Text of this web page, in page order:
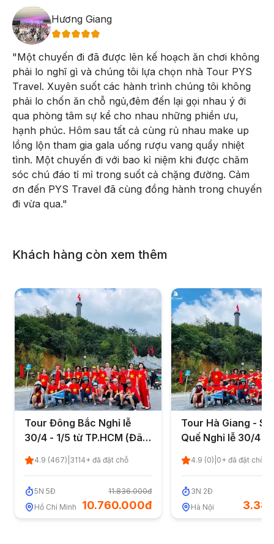
lại cảm giác không khác gì quý khách đang đi du lịch
tại những sa mạc ở Châu Phi…
Đoàn quay về khách sạn ở TP Phan Rang.
Hương Giang
"Một chuyến đi đã được lên kế hoạch ăn chơi không
phải lo nghĩ gì và chúng tôi lựa chọn nhà Tour PYS
Travel. Xuyên suốt các hành trình chúng tôi không
phải lo chốn ăn chỗ ngủ,đêm đến lại gọi nhau ý ới
qua phòng tâm sự kể cho nhau những phiền ưu,
hạnh phúc. Hôm sau tất cả cùng rủ nhau make up
lồng lộn tham gia gala uống rượu vang quẩy nhiệt
tình. Một chuyến đi với bao kỉ niệm khi được chăm
sóc chú đáo tỉ mỉ trong suốt cả chặng đường. Cảm
ơn đến PYS Travel đã cùng đồng hành trong chuyến
đi vừa qua."
Khách hàng còn xem thêm
Tour Đông Bắc Nghỉ lễ
30/4 - 1/5 từ TP.HCM (Đã
4.9 (467) 3114+ đã đặt chỗ
5N 5Đ
Hồ Chí Minh
11.836.000đ
10.760.000đ
Tour Hà Giang -
Quế Nghỉ lễ 30/4 -
Hà Nội (Đã kết
4.9 (0) 0+ đã đặt chỗ
3N 2Đ
Hà Nội